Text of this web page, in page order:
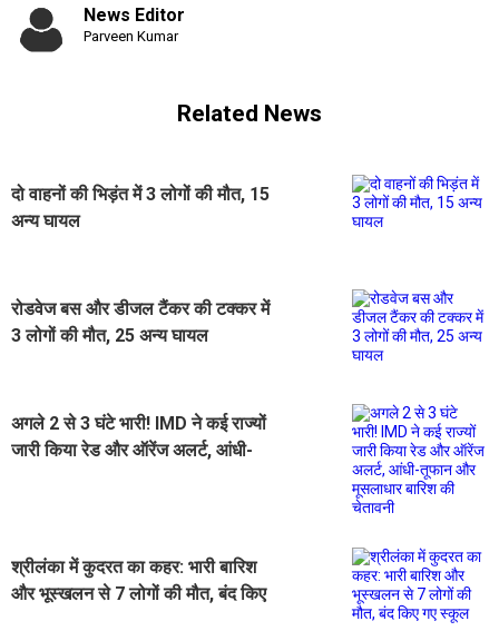
News Editor
Parveen Kumar
Related News
दो वाहनों की भिड़ंत में 3 लोगों की मौत, 15
अन्य घायल
रोडवेज बस और डीजल टैंकर की टक्कर में
3 लोगों की मौत, 25 अन्य घायल
अगले 2 से 3 घंटे भारी! IMD ने कई राज्यों
जारी किया रेड और ऑरेंज अलर्ट, आंधी-
श्रीलंका में कुदरत का कहर: भारी बारिश
और भूस्खलन से 7 लोगों की मौत, बंद किए